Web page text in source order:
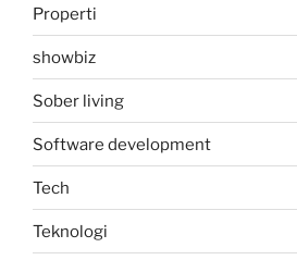
Properti
showbiz
Sober living
Software development
Tech
Teknologi